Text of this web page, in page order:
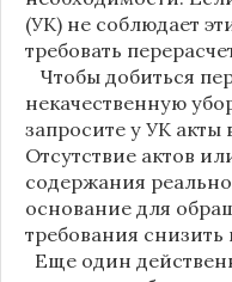
(УК) не соблюдает
требовать
Чтобы добиться
некачественную
запросите у УК
Отсутствие актов
содержания
основание для
требования снизить
Еще один